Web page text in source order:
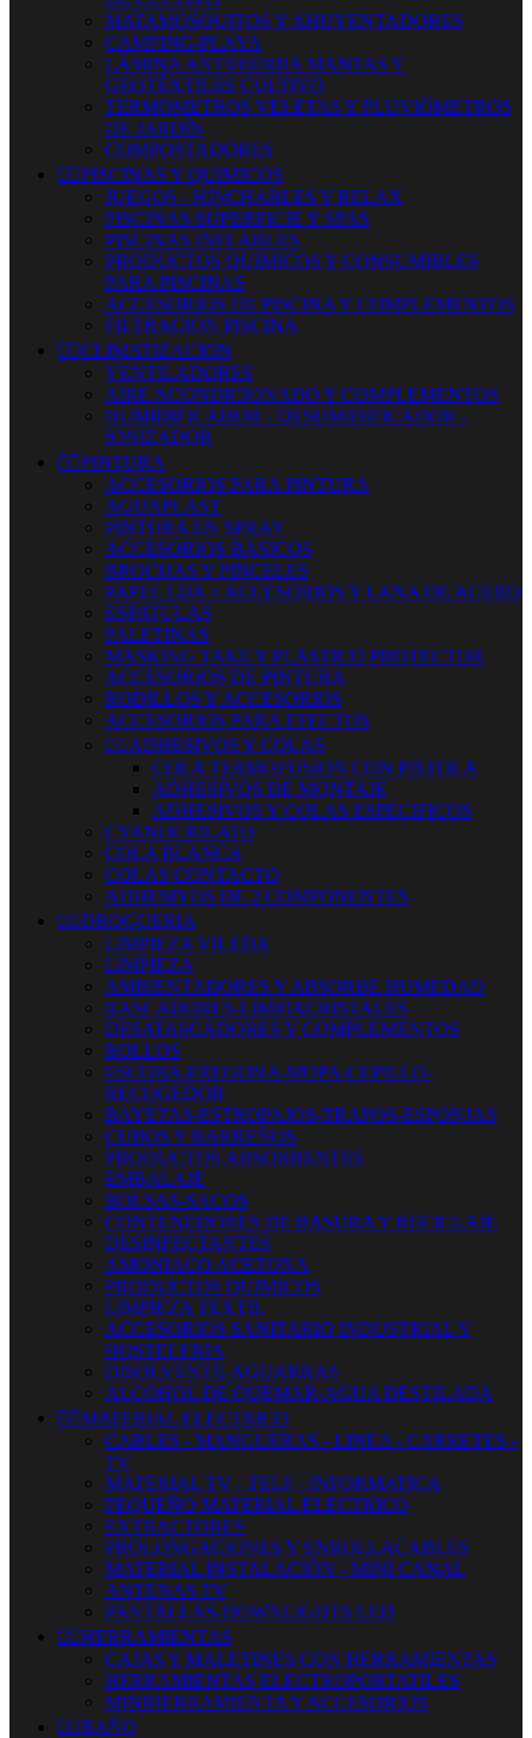
MATAMOSQUITOS Y AHUYENTADORES
CAMPING-PLAYA
LÁMINA ANTIHIERBA MANTAS Y
GEOTÉXTILES CULTIVO
TERMOMETROS VELETAS Y PLUVIÓMETROS
DE JARDÍN
COMPOSTADORES
 PISCINAS Y QUIMICOS
JUEGOS - HINCHABLES Y RELAX
PISCINAS SUPERFICIE Y SPAS
PISCINAS INFLABLES
PRODUCTOS QUIMICOS Y CONSUMIBLES
PARA PISCINAS
ACCESORIOS DE PISCINA Y COMPLEMENTOS
FILTRACION PISCINA
 CLIMATIZACION
VENTILADORES
AIRE ACONDICIONADO Y COMPLEMENTOS
HUMIDIFICADOR - DESUMIDIFICADOR -
IONIZADOR
 PINTURA
ACCESORIOS PARA PINTURA
AGUAPLAST
PINTURA EN SPRAY
ACCESORIOS BASICOS
BROCHAS Y PINCELES
PAPEL LIJA + ACCESORIOS Y LANA DE ACERO
ESPATULAS
PALETINAS
MASKING TAKE Y PLASTICO PROTECTOR
ACCESORIOS DE PINTURA
RODILLOS Y ACCESORIOS
ACCESORIOS PARA EFECTOS
 ADHESIVOS Y COLAS
COLA TERMOFUSION CON PISTOLA
ADHESIVOS DE MONTAJE
ADHESIVOS Y COLAS ESPECIFICOS
CYANOCRILATO
COLA BLANCA
COLAS CONTACTO
ADHESIVOS DE 2 COMPONENTES
 DROGUERIA
LIMPIEZA VILEDA
LIMPIEZA
AMBIENTADORES Y ABSORBE HUMEDAD
RASCADORES-LIMPIACRISTALES
DESATASCADORES Y COMPLEMENTOS
ROLLOS
ESCOBA-FREGONA-MOPA-CEPILLO-
RECOGEDOR
BAYETAS-ESTROPAJOS-TRAPOS-ESPONJAS
CUBOS Y BARREÑOS
PRODUCTOS ABSORBENTES
EMBALAJE
BOLSAS-SACOS
CONTENEDORES DE BASURA Y RECICLAJE
DESINFECTANTES
AMONIACO ACETONA
PRODUCTOS QUIMICOS
LIMPIEZA TEXTIL
ACCESORIOS SANITARIO INDUSTRIAL Y
HOSTELERIA
DISOLVENTE-AGUARRAS
ALCOHOL DE QUEMAR-AGUA DESTILADA
 MATERIAL ELECTRICO
CABLES - MANGUERAS - LINEA - CARRETES -
TV
MATERIAL TV - TELF - INFORMATICA
PEQUEÑO MATERIAL ELECTRICO
EXTRACTORES
PROLONGACIONES Y ENROLLACABLES
MATERIAL INSTALACIÓN - MINI CANAL
ANTENAS TV
PANTALLAS-DOWNLIGHTS LED
 HERRAMIENTAS
CAJAS Y MALETINES CON HERRAMIENTAS
HERRAMIENTAS ELECTROPORTATILES
MINIHERRAMIENTA Y ACCESORIOS
 BAÑO